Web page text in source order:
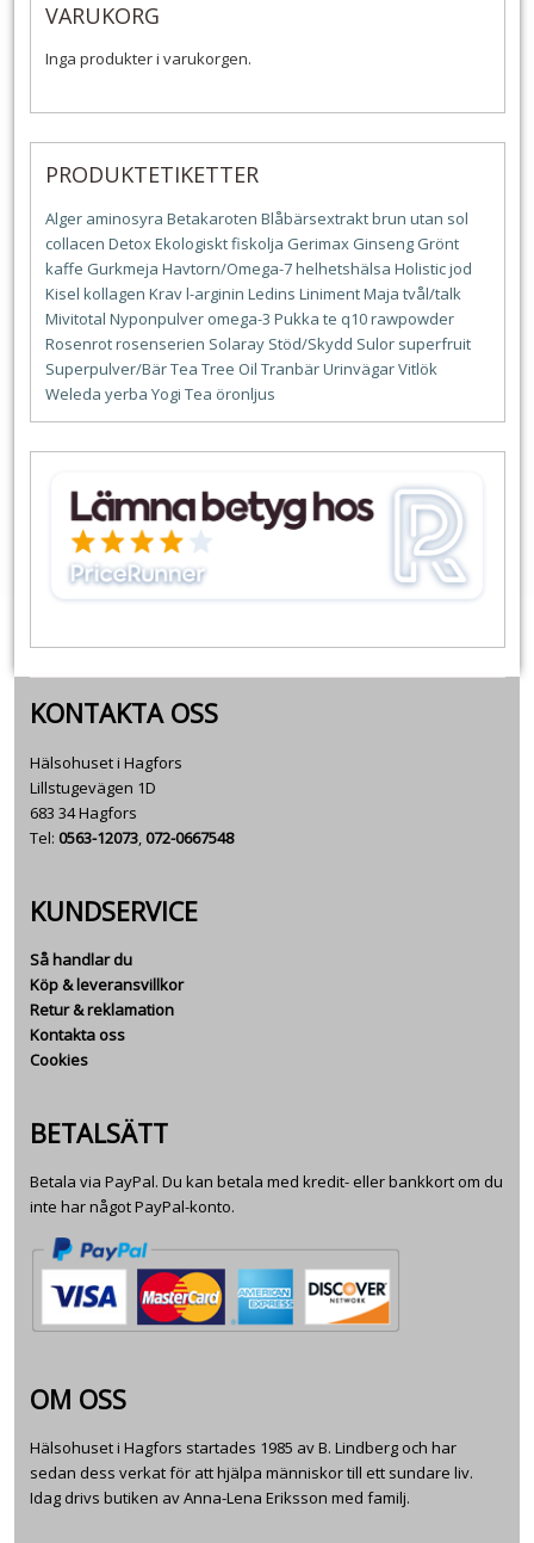
VARUKORG
Inga produkter i varukorgen.
PRODUKTETIKETTER
Alger aminosyra Betakaroten Blåbärsextraktbrun utan sol
collacen DetoxEkologisktfiskolja Gerimax Ginseng Grönt
kaffe Gurkmeja Havtorn/Omega-7helhetshälsa Holisticjod
Kisel kollagen Kravl-arginin Ledins LinimentMaja tvål/talk
Mivitotal Nyponpulver omega-3 Pukka te q10rawpowder
Rosenrotrosenserien Solaray Stöd/Skydd Sulor superfruit
Superpulver/BärTea Tree Oil TranbärUrinvägarVitlök
Weleda yerba Yogi Tea öronljus
KONTAKTA OSS
Hälsohuset i Hagfors
Lillstugevägen 1D
683 34 Hagfors
Tel: 0563-12073,072-0667548
KUNDSERVICE
Så handlar du
Köp & leveransvillkor
Retur & reklamation
Kontakta oss
Cookies
BETALSÄTT
Betala via PayPal. Du kan betala med kredit- eller bankkort om du
inte har något PayPal-konto.
OM OSS
Hälsohuset i Hagfors startades 1985 av B. Lindberg och har
sedan dess verkat för att hjälpa människor till ett sundare liv.
Idag drivs butiken av Anna-Lena Eriksson med familj.